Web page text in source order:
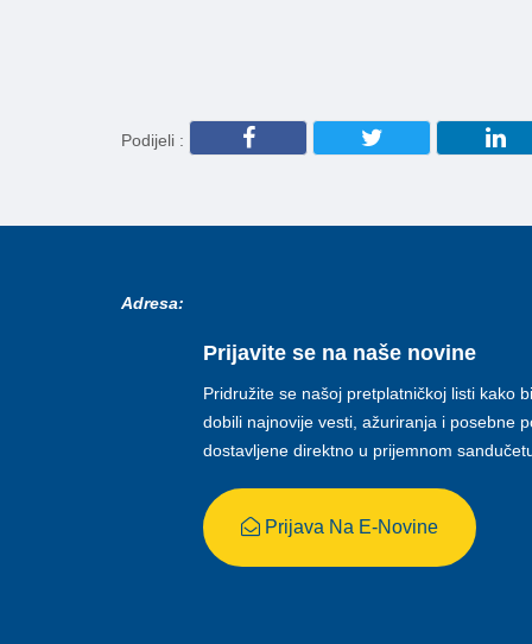
Podijeli :
Adresa:
Prijavite se na naše novine
Pridružite se našoj pretplatničkoj listi kako
dobili najnovije vesti, ažuriranja i posebne
dostavljene direktno u prijemnom
Prijava Na E-Novine